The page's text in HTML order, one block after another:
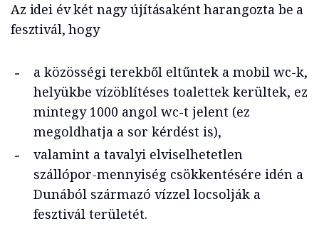
Az idei év két nagy újításaként harangozta be a
fesztivál, hogy
a közösségi terekből eltűntek a mobil wc-k,
helyükbe vízöblítéses toalettek kerültek, ez
mintegy 1000 angol wc-t jelent (ez
megoldhatja a sor kérdést is),
valamint a tavalyi elviselhetetlen
szállópor-mennyiség csökkentésére idén a
Dunából származó vízzel locsolják a
fesztivál területét.